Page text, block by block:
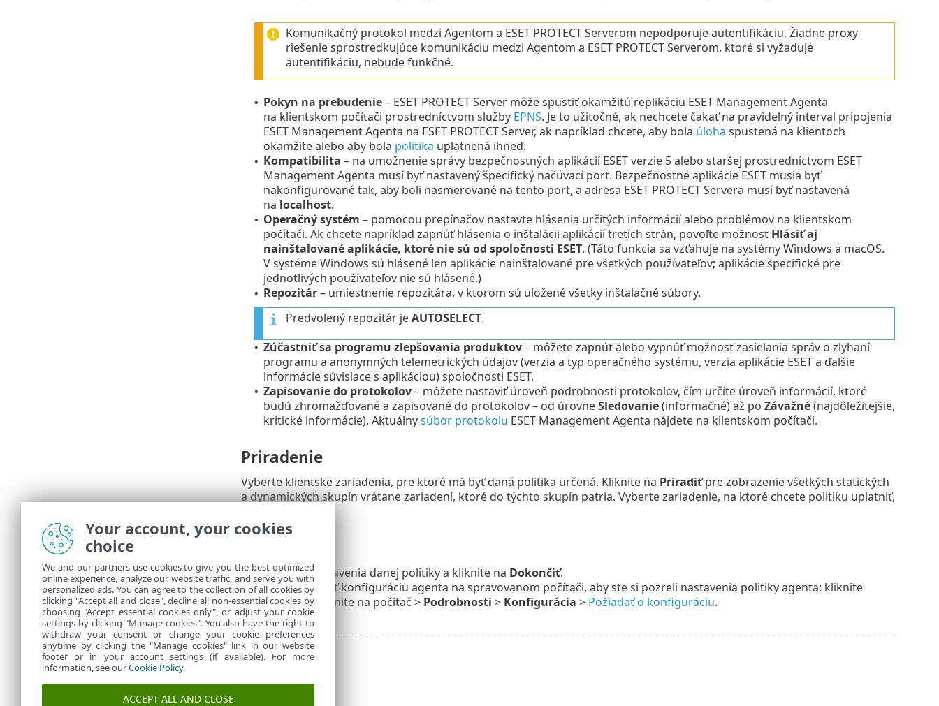
Komunikačný protokol medzi Agentom a ESET PROTECT Serverom nepodporuje autentifikáciu. Žiadne proxy
riešenie sprostredkujúce komunikáciu medzi Agentom a ESET PROTECT Serverom, ktoré si vyžaduje
autentifikáciu, nebude funkčné.
• Pokyn na prebudenie– ESET PROTECT Server môže spustiť okamžitú replikáciu ESET Management Agenta
na klientskom počítači prostredníctvom služby EPNS. Je to užitočné, ak nechcete čakať na pravidelný interval pripojenia
ESET Management Agenta na ESET PROTECT Server, ak napríklad chcete, aby bola úloha spustená na klientoch
okamžite alebo aby bola politika uplatnená ihneď.
• Kompatibilita – na umožnenie správy bezpečnostných aplikácií ESET verzie 5 alebo staršej prostredníctvom ESET
Management Agenta musí byť nastavený špecifický načúvací port. Bezpečnostné aplikácie ESET musia byť
nakonfigurované tak, aby boli nasmerované na tento port, a adresa ESET PROTECT Servera musí byť nastavená
na localhost.
• Operačný systém – pomocou prepínačov nastavte hlásenia určitých informácií alebo problémov na klientskom
počítači. Ak chcete napríklad zapnúť hlásenia o inštalácii aplikácií tretích strán, povoľte možnosťHlásiť aj
nainštalované aplikácie, ktoré nie sú od spoločnosti ESET. (Táto funkcia sa vzťahuje na systémy Windows a macOS.
V systéme Windows sú hlásené len aplikácie nainštalované pre všetkých používateľov; aplikácie špecifické pre
jednotlivých používateľov nie sú hlásené.)
• Repozitár– umiestnenie repozitára, v ktorom sú uložené všetky inštalačné súbory.
Predvolený repozitár jeAUTOSELECT.
• Zúčastniť sa programu zlepšovania produktov– môžete zapnúť alebo vypnúť možnosť zasielania správ o zlyhaní
programu a anonymných telemetrických údajov (verzia a typ operačného systému, verzia aplikácie ESET a ďalšie
informácie súvisiace s aplikáciou) spoločnosti ESET.
• Zapisovanie do protokolov– môžete nastaviť úroveň podrobnosti protokolov, čím určíte úroveň informácií, ktoré
budú zhromažďované a zapisované do protokolov – od úrovneSledovanie(informačné) až po Závažné(najdôležitejšie,
kritické informácie). Aktuálnysúbor protokolu ESET Management Agenta nájdete na klientskom počítači.
Priradenie
Vyberte klientske zariadenia, pre ktoré má byť daná politika určená. Kliknite na Priradiťpre zobrazenie všetkých statických
a dynamických skupín vrátane zariadení, ktoré do týchto skupín patria. Vyberte zariadenie, na ktoré chcete politiku uplatniť,
Skontrolujte nastavenia danej politiky a kliknite na Dokončiť.
Môžete si vyžiadať konfiguráciu agenta na spravovanom počítači, aby ste si pozreli nastavenia politiky agenta: kliknite
naPočítače > kliknite na počítač > Podrobnosti > Konfigurácia > Požiadať o konfiguráciu.
Your account, your cookies
choice
We and our partners use cookies to give you the best optimized
online experience, analyze our website traffic, and serve you with
personalized ads. You can agree to the collection of all cookies by
clicking "Accept all and close", decline all non-essential cookies by
choosing "Accept essential cookies only", or adjust your cookie
settings by clicking "Manage cookies". You also have the right to
withdraw your consent or change your cookie preferences
anytime by clicking the "Manage cookies" link in our website
footer or in your account settings (if available). For more
information, see ourCookie Policy.
ACCEPT ALL AND CLOSE